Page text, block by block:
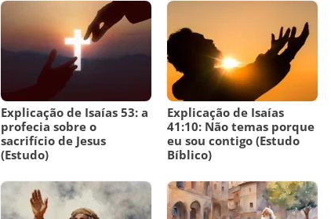
Explicação de Isaías 53: a
profecia sobre o
sacrifício de Jesus
(Estudo)
Explicação de Isaías
41:10: Não temas porque
eu sou contigo (Estudo
Bíblico)